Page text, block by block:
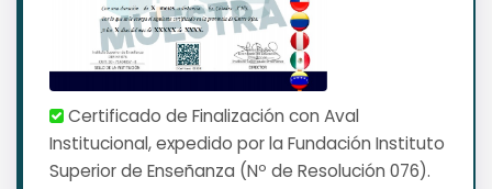
Certificado de Finalización con Aval
Institucional, expedido por la Fundación Instituto
Superior de Enseñanza (Nº de Resolución 076).